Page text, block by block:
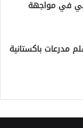
في مواجهة
مدرعات باكستانية